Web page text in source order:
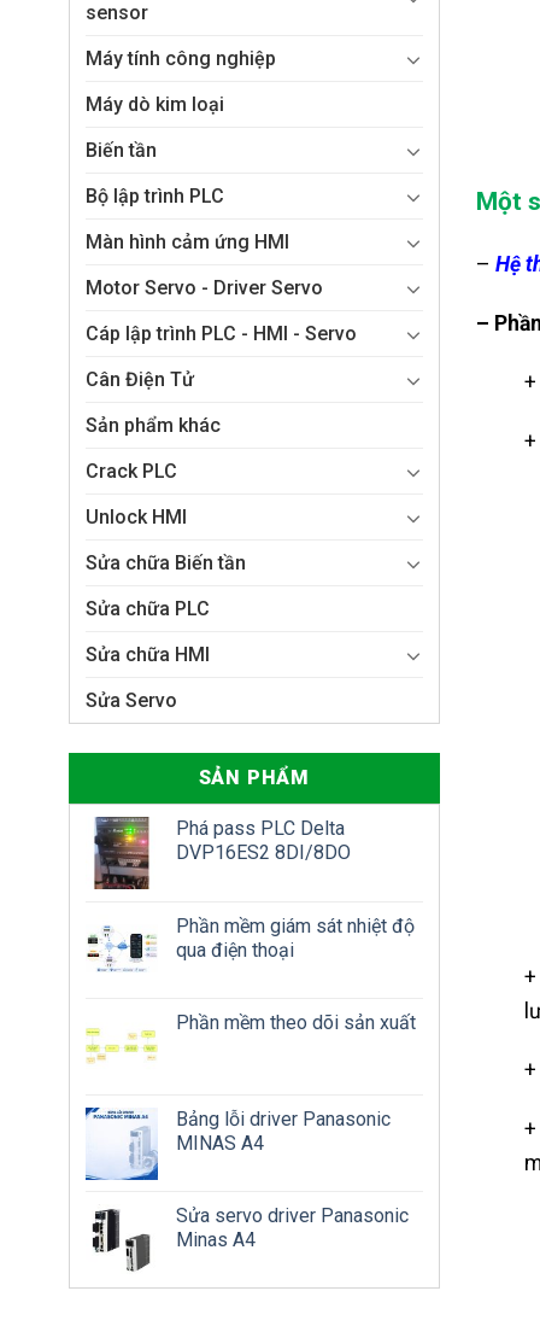
Một
– Hệ
–
sensor
Máy tính công nghiệp
Máy dò kim loại
Biến tần
Bộ lập trình PLC
Màn hình cảm ứng HMI
Motor Servo - Driver Servo
Cáp lập trình PLC - HMI - Servo
Cân Điện Tử
Sản phẩm khác
Crack PLC
Unlock HMI
Sửa chữa Biến tần
Sửa chữa PLC
Sửa chữa HMI
Sửa Servo
SẢN PHẨM
Phá pass PLC Delta
DVP16ES2 8DI/8DO
Phần mềm giám sát nhiệt độ
qua điện thoại
Phần mềm theo dõi sản xuất
Bảng lỗi driver Panasonic
MINAS A4
Sửa servo driver Panasonic
Minas A4